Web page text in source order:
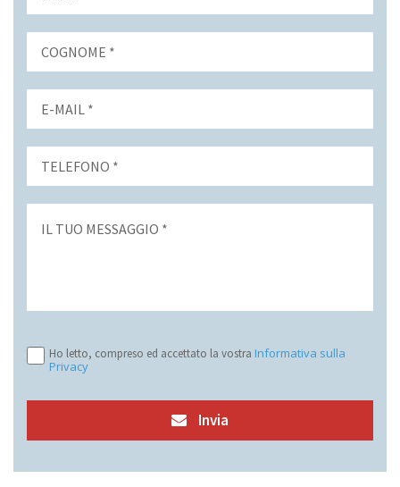
Ho letto, compreso ed accettato la vostra Informativa sulla
Privacy
Invia